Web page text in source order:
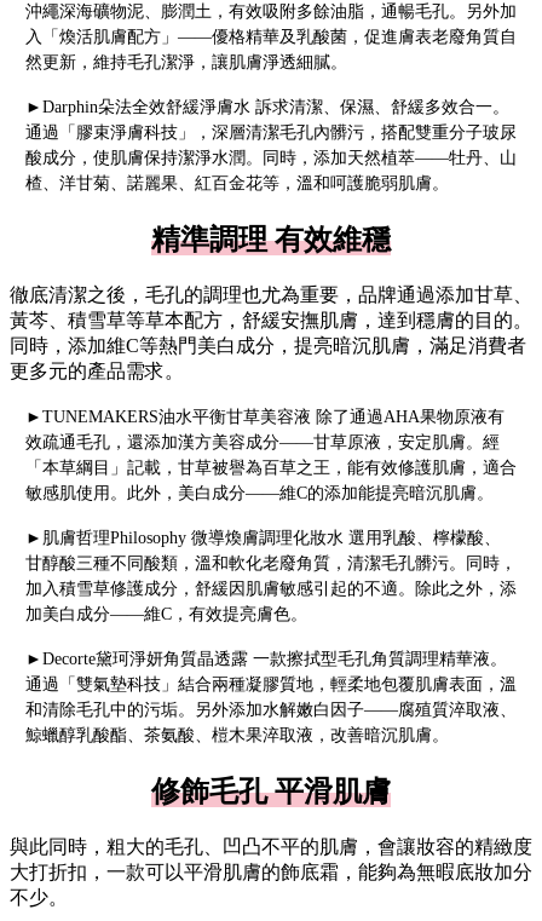
沖繩深海礦物泥、膨潤土，有效吸附多餘油脂，通暢毛孔。另外加
入「煥活肌膚配方」——優格精華及乳酸菌，促進膚表老廢角質自
然更新，維持毛孔潔淨，讓肌膚淨透細膩。
►Darphin朵法全效舒緩淨膚水 訴求清潔、保濕、舒緩多效合一。
通過「膠束淨膚科技」，深層清潔毛孔內髒污，搭配雙重分子玻尿
酸成分，使肌膚保持潔淨水潤。同時，添加天然植萃——牡丹、山
楂、洋甘菊、諾麗果、紅百金花等，溫和呵護脆弱肌膚。
精準調理 有效維穩
徹底清潔之後，毛孔的調理也尤為重要，品牌通過添加甘草、
黃芩、積雪草等草本配方，舒緩安撫肌膚，達到穩膚的目的。
同時，添加維C等熱門美白成分，提亮暗沉肌膚，滿足消費者
更多元的產品需求。
►TUNEMAKERS油水平衡甘草美容液 除了通過AHA果物原液有
效疏通毛孔，還添加漢方美容成分——甘草原液，安定肌膚。經
「本草綱目」記載，甘草被譽為百草之王，能有效修護肌膚，適合
敏感肌使用。此外，美白成分——維C的添加能提亮暗沉肌膚。
►肌膚哲理Philosophy 微導煥膚調理化妝水 選用乳酸、檸檬酸、
甘醇酸三種不同酸類，溫和軟化老廢角質，清潔毛孔髒污。同時，
加入積雪草修護成分，舒緩因肌膚敏感引起的不適。除此之外，添
加美白成分——維C，有效提亮膚色。
►Decorte黛珂淨妍角質晶透露 一款擦拭型毛孔角質調理精華液。
通過「雙氣墊科技」結合兩種凝膠質地，輕柔地包覆肌膚表面，溫
和清除毛孔中的污垢。另外添加水解嫩白因子——腐殖質淬取液、
鯨蠟醇乳酸酯、茶氨酸、榿木果淬取液，改善暗沉肌膚。
修飾毛孔 平滑肌膚
與此同時，粗大的毛孔、凹凸不平的肌膚，會讓妝容的精緻度
大打折扣，一款可以平滑肌膚的飾底霜，能夠為無暇底妝加分
不少。